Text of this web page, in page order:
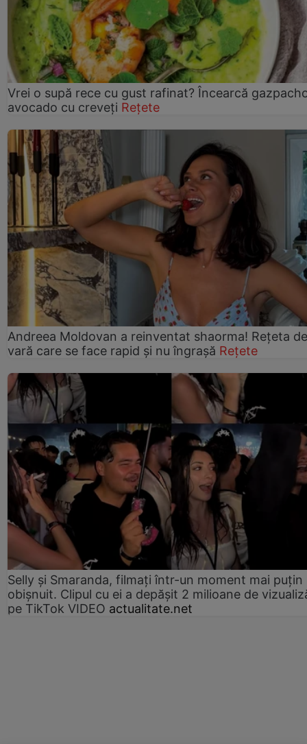
Vrei o supă rece cu gust rafinat? Încearcă
avocado cu creveți Rețete
Andreea Moldovan a reinventat shaorma! Rețeta de
vară care se face rapid și nu îngrașă Rețete
Selly și Smaranda, filmați într-un moment mai puțin
obișnuit. Clipul cu ei a depășit 2 milioane de
pe TikTok VIDEO actualitate.net